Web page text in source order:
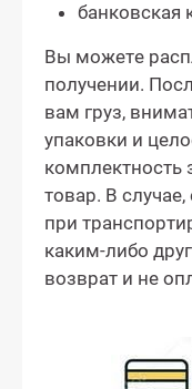
банковская
Вы можете
получении.
вам груз,
упаковки и
комплектность
товар. В
при
каким-либо
возврат и не